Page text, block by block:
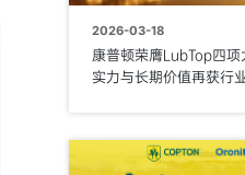
2026-03-18
康普顿荣膺LubTop四
实力与长期价值再获行